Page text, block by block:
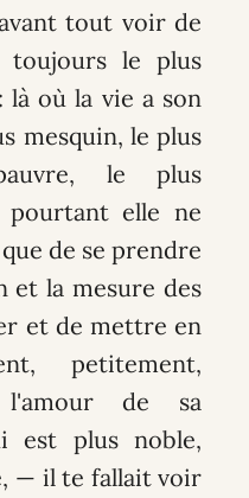
tout voir de
le plus
où la vie a son
mesquin, le plus
le plus
elle ne
de se prendre
la mesure des
et de mettre en
petitement,
l'amour de sa
est plus noble,
— il te fallait voir